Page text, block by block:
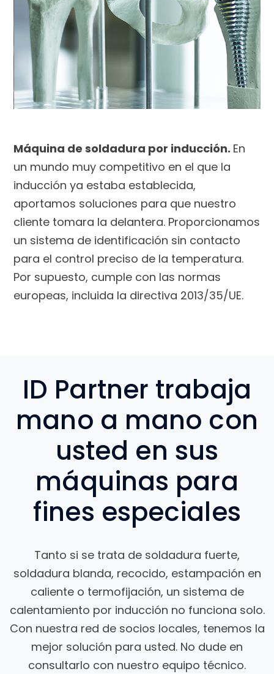
Máquina de soldadura por inducción. En
un mundo muy competitivo en el que la
inducción ya estaba establecida,
aportamos soluciones para que nuestro
cliente tomara la delantera. Proporcionamos
un sistema de identificación sin contacto
para el control preciso de la temperatura.
Por supuesto, cumple con las normas
europeas, incluida la directiva 2013/35/UE.
ID Partner trabaja
mano a mano con
usted en sus
máquinas para
fines especiales
Tanto si se trata de soldadura fuerte,
soldadura blanda, recocido, estampación en
caliente o termofijación, un sistema de
calentamiento por inducción no funciona solo.
Con nuestra red de socios locales, tenemos la
mejor solución para usted. No dude en
consultarlo con nuestro equipo técnico.